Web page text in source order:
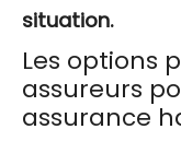
situation.
Les options
assureurs
assurance